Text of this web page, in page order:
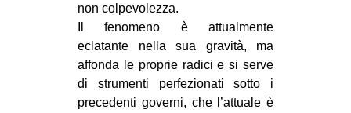
non colpevolezza.
Il fenomeno è attualmente
eclatante nella sua gravità, ma
affonda le proprie radici e si serve
di strumenti perfezionati sotto i
precedenti governi, che l’attuale è